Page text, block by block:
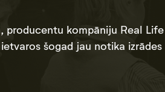
producentu kompāniju Real Life
šogad jau notika izrādes